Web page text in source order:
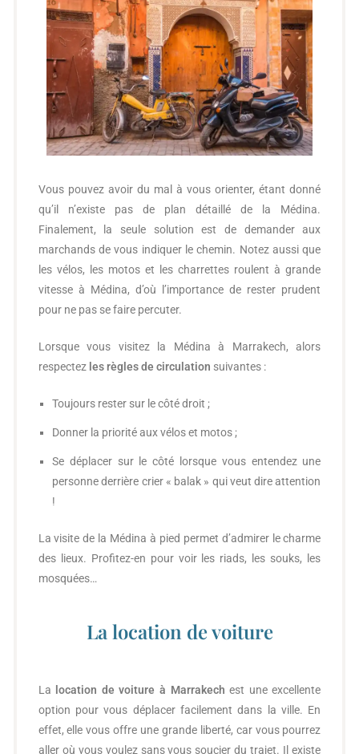
Vous pouvez avoir du mal à vous orienter, étant donné
qu’il n’existe pas de plan détaillé de la Médina.
Finalement, la seule solution est de demander aux
marchands de vous indiquer le chemin. Notez aussi que
les vélos, les motos et les charrettes roulent à grande
vitesse à Médina, d’où l’importance de rester prudent
pour ne pas se faire percuter.
Lorsque vous visitez la Médina à Marrakech, alors
respectez les règles de circulation suivantes :
Toujours rester sur le côté droit ;
Donner la priorité aux vélos et motos ;
Se déplacer sur le côté lorsque vous entendez une
personne derrière crier « balak » qui veut dire attention
!
La visite de la Médina à pied permet d’admirer le charme
des lieux. Profitez-en pour voir les riads, les souks, les
mosquées…
La location de voiture
La location de voiture à Marrakech est une excellente
option pour vous déplacer facilement dans la ville. En
effet, elle vous offre une grande liberté, car vous pourrez
aller où vous voulez sans vous soucier du trajet. Il existe